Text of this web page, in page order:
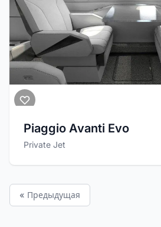
Piaggio Avanti Evo
Private Jet
« Предыдущая